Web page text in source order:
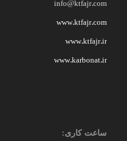
info@ktfajr.com
www.ktfajr.com
www.ktfajr.ir
www.karbonat.ir
ساعت کاری: